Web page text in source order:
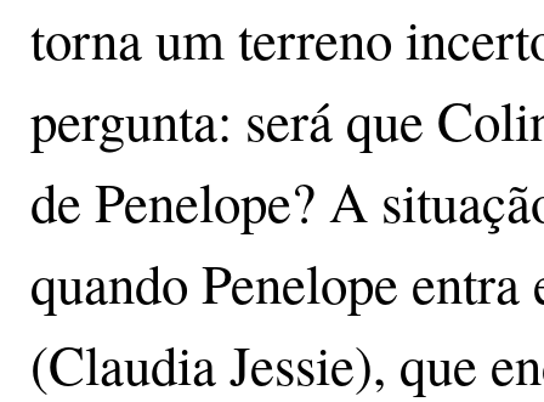
torna um terreno
pergunta: será que
de Penelope? A
quando Penelope
(Claudia Jessie), que